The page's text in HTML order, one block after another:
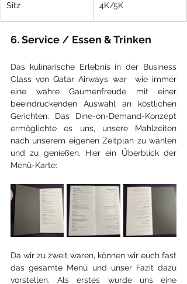
Sitz 4K/5K
6. Service / Essen & Trinken
Das kulinarische Erlebnis in der Business
Class von Qatar Airways war  wie immer
eine wahre Gaumenfreude mit einer
beeindruckenden Auswahl an köstlichen
Gerichten. Das Dine-on-Demand-Konzept
ermöglichte es uns, unsere Mahlzeiten
nach unserem eigenen Zeitplan zu wählen
und zu genießen. Hier ein Überblick der
Menü-Karte:
Da wir zu zweit waren, können wir euch fast
das gesamte Menü und unser Fazit dazu
vorstellen. Als erstes wurde uns eine